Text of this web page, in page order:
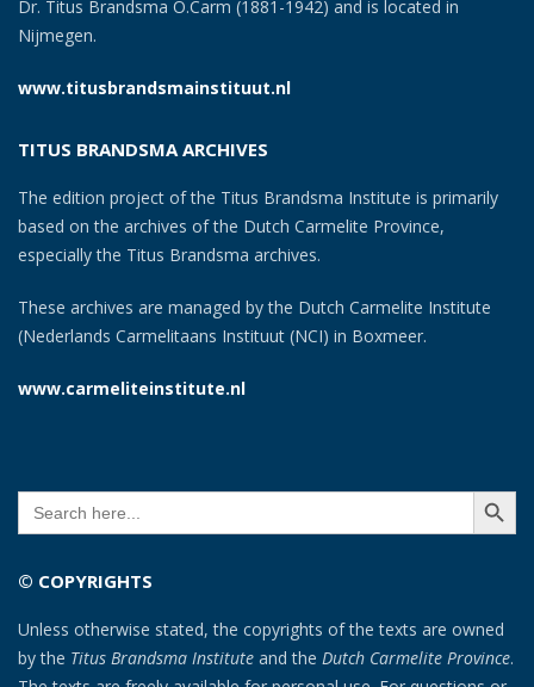
Dr. Titus Brandsma O.Carm (1881-1942) and is located in
Nijmegen.
www.titusbrandsmainstituut.nl
TITUS BRANDSMA ARCHIVES
The edition project of the Titus Brandsma Institute is primarily
based on the archives of the Dutch Carmelite Province,
especially the Titus Brandsma archives.
These archives are managed by the Dutch Carmelite Institute
(Nederlands Carmelitaans Instituut (NCI) in Boxmeer.
www.carmeliteinstitute.nl
Search
for:
SEARCH
© COPYRIGHTS
Unless otherwise stated, the copyrights of the texts are owned
by the Titus Brandsma Institute and the Dutch Carmelite Province.